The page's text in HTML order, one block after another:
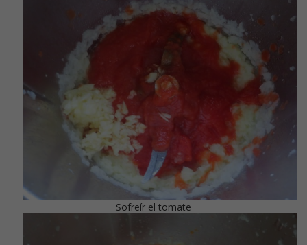
Sofreír el tomate